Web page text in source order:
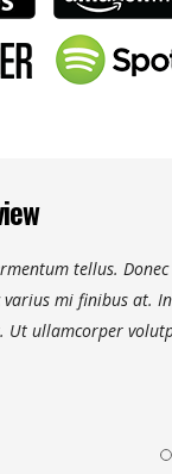
tellus.
mi finibus at.
ullamcorper